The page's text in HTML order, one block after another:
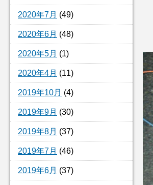
2020年7月 (49)
2020年6月 (48)
2020年5月 (1)
2020年4月 (11)
2019年10月 (4)
2019年9月 (30)
2019年8月 (37)
2019年7月 (46)
2019年6月 (37)